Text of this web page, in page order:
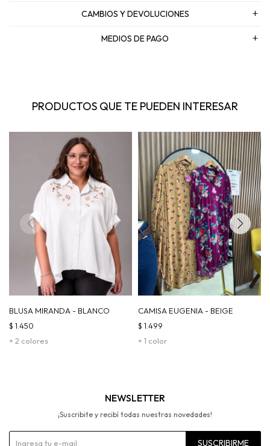
CAMBIOS Y DEVOLUCIONES
MEDIOS DE PAGO
PRODUCTOS QUE TE PUEDEN INTERESAR
BLUSA MIRANDA - BLANCO
+ 2 colores
$ 1.450
CAMISA EUGENIA - BEIGE
+ 1 color
$ 1.499
NEWSLETTER
¡Suscribite y recibí todas nuestras novedades!
SUSCRIBIRME